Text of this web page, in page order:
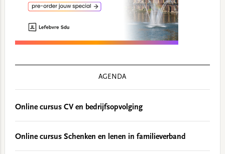
AGENDA
Online cursus CV en bedrijfsopvolging
Online cursus Schenken en lenen in familieverband